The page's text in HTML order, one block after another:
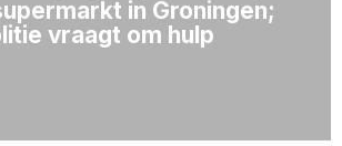
in Groningen;
vraagt om hulp